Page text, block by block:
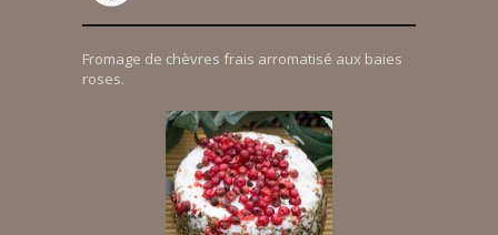
Fromage de chèvres frais arromatisé aux baies
roses.